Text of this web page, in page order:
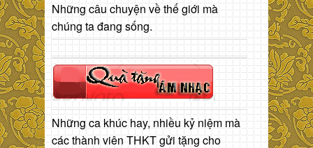
Những câu chuyện về thế giới mà
chúng ta đang sống.
Những ca khúc hay, nhiều kỷ niệm mà
các thành viên THKT gửi tặng cho